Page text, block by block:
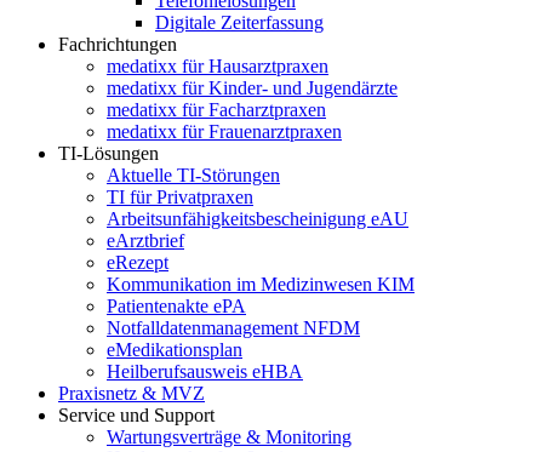
Digitale Zeiterfassung
Fachrichtungen
medatixx für Hausarztpraxen
medatixx für Kinder- und Jugendärzte
medatixx für Facharztpraxen
medatixx für Frauenarztpraxen
TI-Lösungen
Aktuelle TI-Störungen
TI für Privatpraxen
Arbeitsunfähigkeitsbescheinigung eAU
eArztbrief
eRezept
Kommunikation im Medizinwesen KIM
Patientenakte ePA
Notfalldatenmanagement NFDM
eMedikationsplan
Heilberufsausweis eHBA
Praxisnetz & MVZ
Service und Support
Wartungsverträge & Monitoring